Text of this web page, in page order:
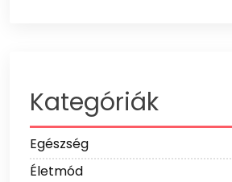
Kategóriák
Egészség
Életmód